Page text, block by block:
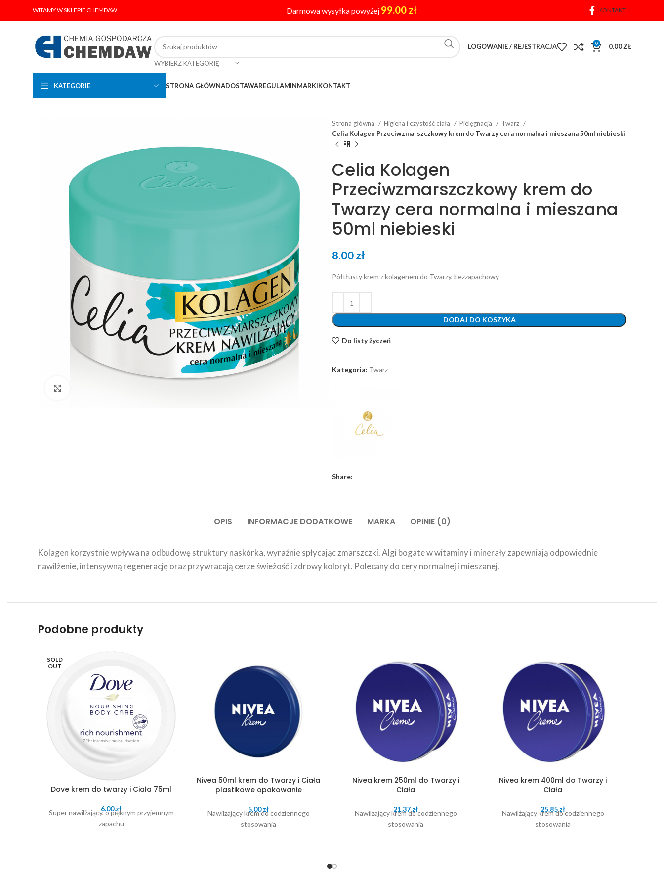
WITAMY W SKLEPIE CHEMDAW Darmowa wysyłka powyżej 99.00 zł KONTAKT
WYBIERZ KATEGORIĘ
LOGOWANIE / REJESTRACJA 0 0.00 ZŁ
KATEGORIE STRONA GŁÓWNADOSTAWAREGULAMINMARKIKONTAKT
Strona główna Higiena i czystość ciała Pielęgnacja
Twarz
Celia Kolagen Przeciwzmarszczkowy krem do Twarzy cera normalna i mieszana 50ml niebieski
Celia Kolagen
Przeciwzmarszczkowy krem do
Twarzy cera normalna i mieszana
50ml niebieski
8.00zł
Półtłusty krem z kolagenem do Twarzy, bezzapachowy
DODAJ DO KOSZYKA
Do listy życzeń
Kategoria: Twarz
Share:
OPIS INFORMACJE DODATKOWE MARKA OPINIE (0)
Kolagen korzystnie wpływa na odbudowę struktury naskórka, wyraźnie spłycając zmarszczki. Algi bogate w witaminy i minerały zapewniają odpowiednie
nawilżenie, intensywną regenerację oraz przywracają cerze świeżość i zdrowy koloryt. Polecany do cery normalnej i mieszanej.
Podobne produkty
SOLD
OUT
Dove krem do twarzy i Ciała 75ml
6.00zł
Super nawilżający, o pięknym przyjemnym
zapachu
Nivea 50ml krem do Twarzy i Ciała
plastikowe opakowanie
5.00zł
Nawilżający krem do codziennego
stosowania
Nivea krem 250ml do Twarzy i
Ciała
21.37zł
Nawilżający krem do codziennego
stosowania
Nivea krem 400ml do Twarzy i
Ciała
25.85zł
Nawilżający krem do codziennego
stosowania